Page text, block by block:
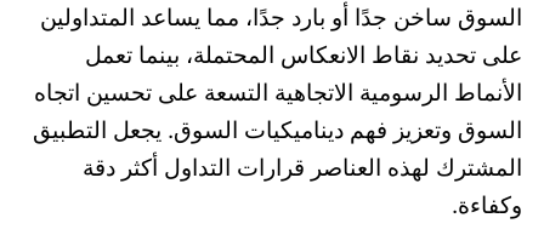
السوق ساخن جدًا أو بارد جدًا، مما يساعد المتداولين
على تحديد نقاط الانعكاس المحتملة، بينما تعمل
الأنماط الرسومية الاتجاهية التسعة على تحسين اتجاه
السوق وتعزيز فهم ديناميكيات السوق. يجعل التطبيق
المشترك لهذه العناصر قرارات التداول أكثر دقة
وكفاءة.